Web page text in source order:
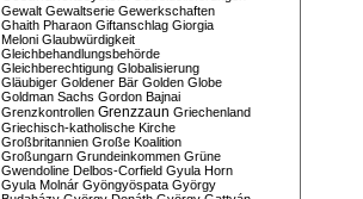
Gewalt Gewaltserie Gewerkschaften
Ghaith Pharaon Giftanschlag Giorgia
Meloni Glaubwürdigkeit
Gleichbehandlungsbehörde
Gleichberechtigung Globalisierung
Gläubiger Goldener Bär Golden Globe
Goldman Sachs Gordon Bajnai
Grenzkontrollen Grenzzaun Griechenland
Griechisch-katholische Kirche
Großbritannien Große Koalition
Großungarn Grundeinkommen Grüne
Gwendoline Delbos-Corfield Gyula Horn
Gyula Molnár Gyöngyöspata György